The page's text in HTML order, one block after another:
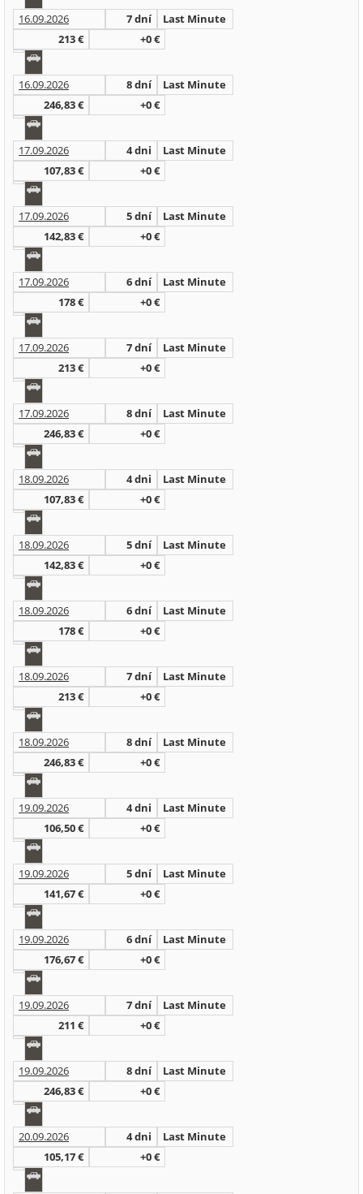
16.09.2026 7 dní
Last Minute
213 €
+0 €
16.09.2026 8 dní
Last Minute
246,83 €
+0 €
17.09.2026 4 dni
Last Minute
107,83 €
+0 €
17.09.2026 5 dní
Last Minute
142,83 €
+0 €
17.09.2026 6 dní
Last Minute
178 €
+0 €
17.09.2026 7 dní
Last Minute
213 €
+0 €
17.09.2026 8 dní
Last Minute
246,83 €
+0 €
18.09.2026 4 dni
Last Minute
107,83 €
+0 €
18.09.2026 5 dní
Last Minute
142,83 €
+0 €
18.09.2026 6 dní
Last Minute
178 €
+0 €
18.09.2026 7 dní
Last Minute
213 €
+0 €
18.09.2026 8 dní
Last Minute
246,83 €
+0 €
19.09.2026 4 dni
Last Minute
106,50 €
+0 €
19.09.2026 5 dní
Last Minute
141,67 €
+0 €
19.09.2026 6 dní
Last Minute
176,67 €
+0 €
19.09.2026 7 dní
Last Minute
211 €
+0 €
19.09.2026 8 dní
Last Minute
246,83 €
+0 €
20.09.2026 4 dni
Last Minute
105,17 €
+0 €